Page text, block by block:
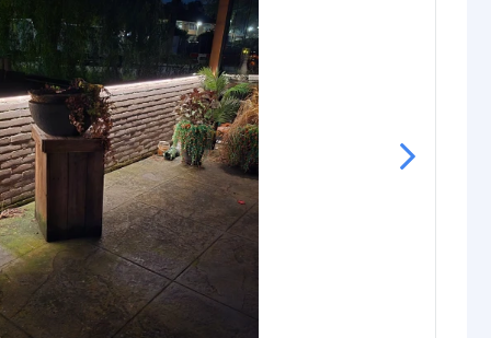
Pro: 16,78 watt
Basic: 87,53 lm
Premium: 82,96 lm
Prime: 70,81 lm
Pro: 93,03 lm
Basic: 0,044 watt
Premium: 0,104 watt
Prime: 0,023 watt
Pro: 0,070 watt
24V